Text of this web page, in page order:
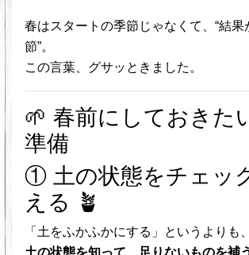
春はスタートの季節じゃなくて、“結果
節”。
この言葉、グサッときました。
🌱 春前にしておきた
準備
① 土の状態をチェッ
える 🪴
「土をふかふかにする」というよりも、
土の状態を知って、足りないものを補